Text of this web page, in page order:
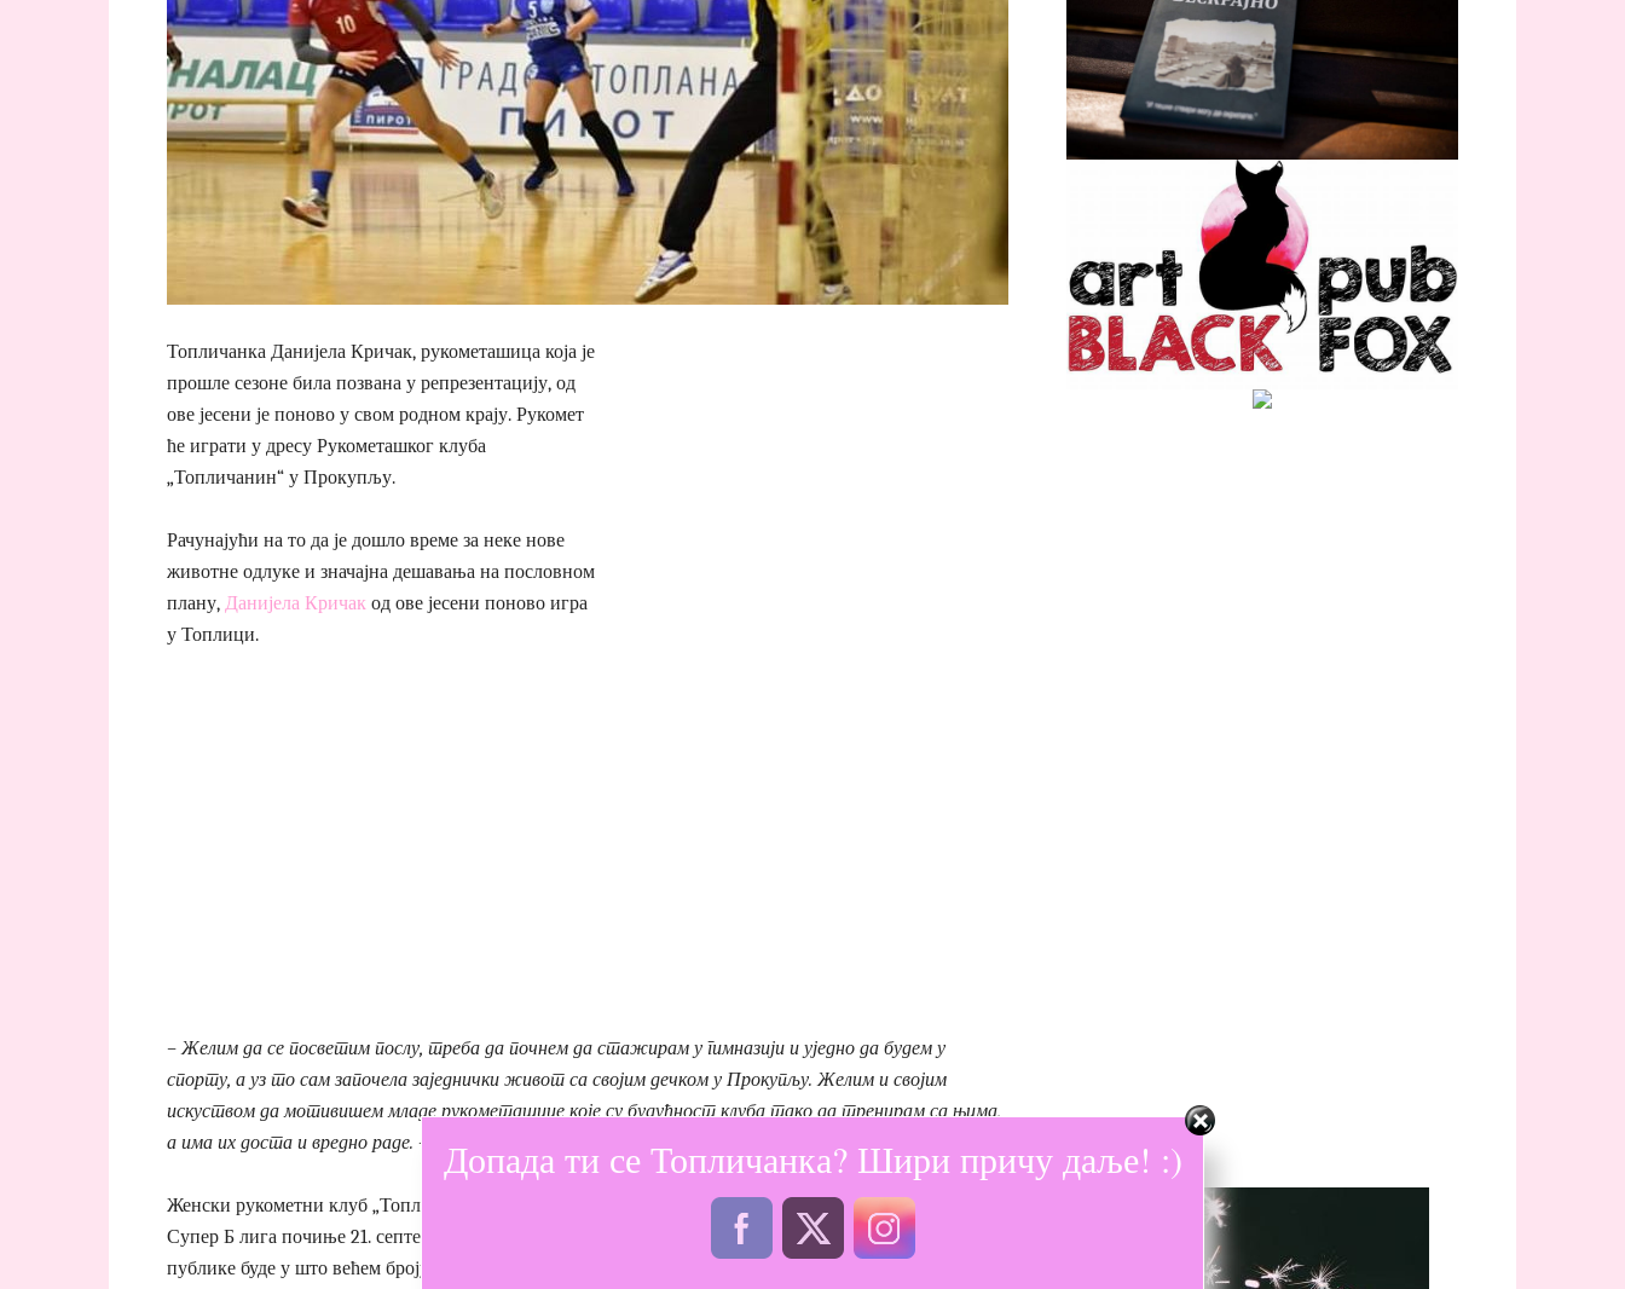
Топличанка Данијела Кричак, рукометашица која је
прошле сезоне била позвана у репрезентацију, од
ове јесени је поново у свом родном крају. Рукомет
ће играти у дресу Рукометашког клуба
„Топличанин“ у Прокупљу.
Рачунајући на то да је дошло време за неке нове
животне одлуке и значајна дешавања на пословном
плану, Данијела Кричак од ове јесени поново игра
у Топлици.
– Желим да се посветим послу, треба да почнем да стажирам у гимназији и уједно да будем у
спорту, а уз то сам започела заједнички живот са својим дечком у Прокупљу. Желим и својим
искуством да мотивишем младе рукометашице које су будућност клуба тако да тренирам са њима,
а има их доста и вредно раде. – каже Кричак.
Женски рукометни клуб „Топличанин“ има још две контролне утакмице пре почетка првенства, а
Супер Б лига почиње 21. септембра. Данијела је позвала све заинтересоване да на утакмице дођу и да
публике буде у што већем броју, јер је то управо оно што женском рукомету у Топлици треба –
Допада ти се Топличанка? Шири причу даље! :)